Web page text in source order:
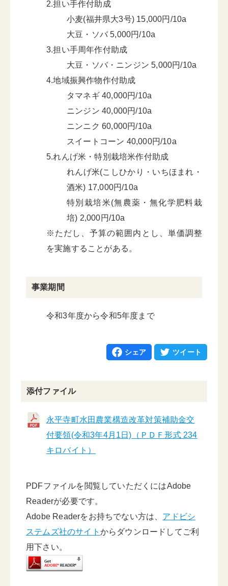
2.担い手作付助成
小麦(福井県大3号) 15,000円/10a
大豆・ソバ 5,000円/10a
3.担い手周年作付助成
大豆・ソバ・ニンジン 5,000円/10a
4.地域振興作物作付助成
タマネギ 40,000円/10a
ニンジン 40,000円/10a
ニンニク 60,000円/10a
スイートコーン 40,000円/10a
5.れんげ米・特別栽培米作付助成
れんげ米(こしひかり・いちほまれ・
酒米) 17,000円/10a
特別栽培米(無農薬・無化学肥料栽
培) 2,000円/10a
※ただし、予算の範囲内とし、単価調整
を実施することがある。
事業期間
令和3年度から令和5年度まで
シェア ツイート
添付ファイル
永平寺町水田農業構造改革対策補助金交
付要領(令和3年4月1日)（ＰＤＦ形式 234
キロバイト）
PDFファイルを閲覧していただくにはAdobe
Readerが必要です。
Adobe Readerをお持ちでない方は、 アドビシ
ステムズ社のサイト からダウンロードしてご利
用下さい。